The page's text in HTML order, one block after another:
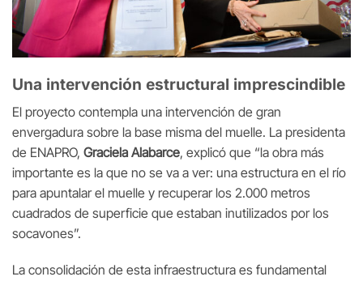
Una intervención estructural imprescindible
El proyecto contempla una intervención de gran
envergadura sobre la base misma del muelle. La presidenta
de ENAPRO, Graciela Alabarce, explicó que “la obra más
importante es la que no se va a ver: una estructura en el río
para apuntalar el muelle y recuperar los 2.000 metros
cuadrados de superficie que estaban inutilizados por los
socavones”.
La consolidación de esta infraestructura es fundamental